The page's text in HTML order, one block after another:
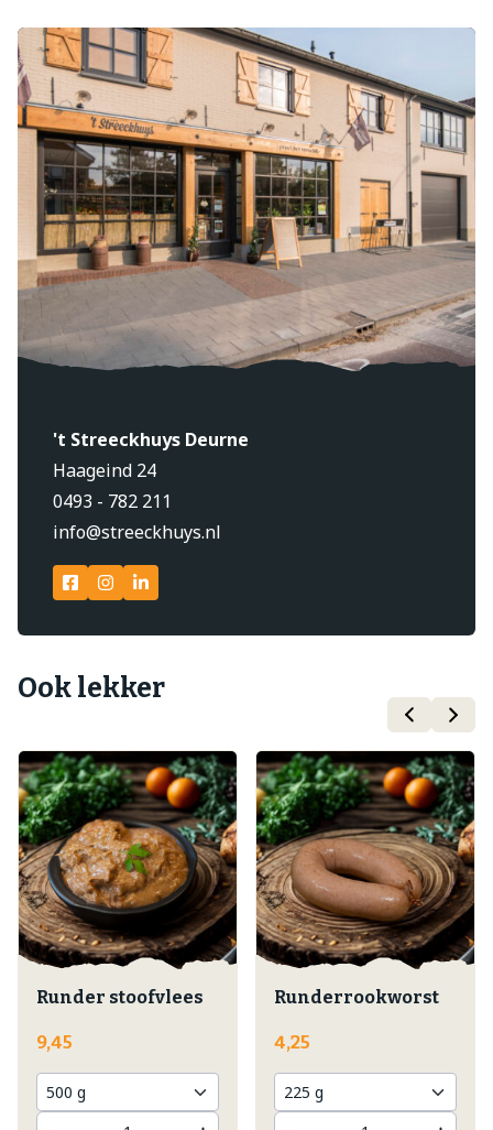
't Streeckhuys Deurne
Haageind 24
0493 - 782 211
info@streeckhuys.nl
Ook lekker
Runder stoofvlees
9,45
Runderrookworst
4,25